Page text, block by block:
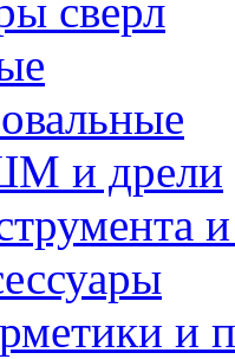
сверл
и дрели
и